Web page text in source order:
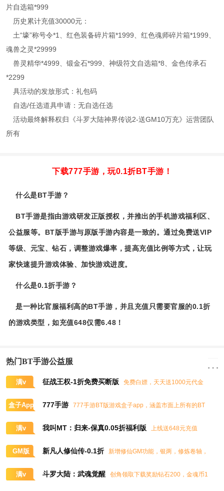
片自选箱*999
历史累计充值30000元：
土“壕”称号令*1、红色装备碎片箱*1999、红色魂师碎片箱*1999、
魂兽之灵*29999
兽灵精华*4999、锻金石*999、神级符文自选箱*8、金色传承石
*2299
具活动的发放形式：礼包码
自选/任选道具申请：无自选任选
活动最终解释权归《斗罗大陆神界传说2-送GM10万充》运营团队
所有
下载777手游，玩0.1折BT手游！
什么是BT手游？
BT手游是指由游戏研发正版授权，并推出的手机游戏福利区、
公益服等。BT版手游与原版手游内容是一致的。通过免费送VIP
等级、元宝、钻石，调整游戏爆率，提高充值比例等方式，让玩
家快速提升游戏体验、加快游戏进度。
什么是0.1折手游？
是一种比官服福利高的BT手游，并且充值只需要官服的0.1折
的游戏类型，如充值648仅需6.48！
热门BT手游公益服
满v 征战王权-1折免费买断版
免费白嫖，天天送1000元代金
盒子App 777手游
777手游BT版游戏盒子app，涵盖市面上所有的BT
满v 我叫MT：归来-保真0.05折福利版
上线送648元充值
GM版 新凡人修仙传-0.1折
新增修仙GM功能，银两，修炼卷轴，
满v 斗罗大陆：武魂觉醒
创角领取下载奖励钻石200，金魂币1